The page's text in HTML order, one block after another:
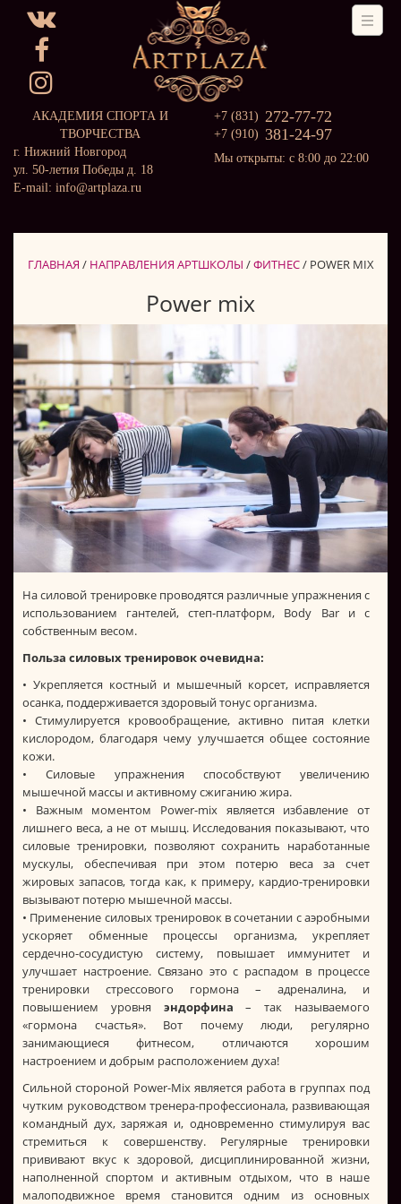
АКАДЕМИЯ СПОРТА И
ТВОРЧЕСТВА
г. Нижний Новгород
ул. 50-летия Победы д. 18
E-mail: info@artplaza.ru
+7 (831) 272-77-72
+7 (910) 381-24-97
Мы открыты: с 8:00 до 22:00
ГЛАВНАЯ / НАПРАВЛЕНИЯ АРТШКОЛЫ /ФИТНЕС/ POWER MIX
Power mix
На силовой тренировке проводятся различные упражнения с
использованием гантелей, степ-платформ, Body Bar и с
собственным весом.
Польза силовых тренировок очевидна:
• Укрепляется костный и мышечный корсет, исправляется
осанка, поддерживается здоровый тонус организма.
• Стимулируется кровообращение, активно питая клетки
кислородом, благодаря чему улучшается общее состояние
кожи.
• Силовые упражнения способствуют увеличению
мышечной массы и активному сжиганию жира.
• Важным моментом Power-mix является избавление от
лишнего веса, а не от мышц. Исследования показывают, что
силовые тренировки, позволяют сохранить наработанные
мускулы, обеспечивая при этом потерю веса за счет
жировых запасов, тогда как, к примеру, кардио-тренировки
вызывают потерю мышечной массы.
• Применение силовых тренировок в сочетании с аэробными
ускоряет обменные процессы организма, укрепляет
сердечно-сосудистую систему, повышает иммунитет и
улучшает настроение. Связано это с распадом в процессе
тренировки стрессового гормона – адреналина, и
повышением уровня эндорфина – так называемого
«гормона счастья». Вот почему люди, регулярно
занимающиеся фитнесом, отличаются хорошим
настроением и добрым расположением духа!
Сильной стороной Power-Mix является работа в группах под
чутким руководством тренера-профессионала, развивающая
командный дух, заряжая и, одновременно стимулируя вас
стремиться к совершенству. Регулярные тренировки
прививают вкус к здоровой, дисциплинированной жизни,
наполненной спортом и активным отдыхом, что в наше
малоподвижное время становится одним из основных